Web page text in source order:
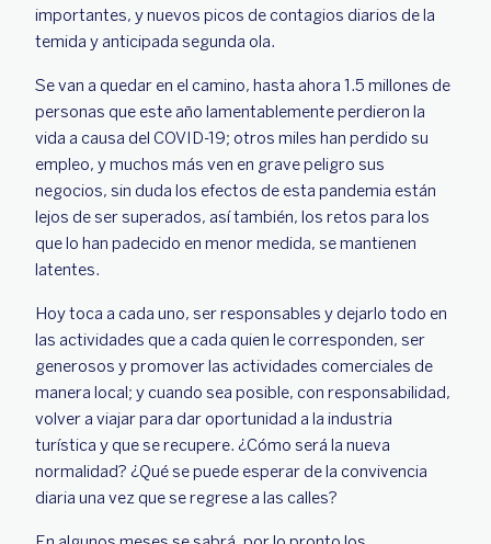
importantes, y nuevos picos de contagios diarios de la
temida y anticipada segunda ola.
Se van a quedar en el camino, hasta ahora 1.5 millones de
personas que este año lamentablemente perdieron la
vida a causa del COVID-19; otros miles han perdido su
empleo, y muchos más ven en grave peligro sus
negocios, sin duda los efectos de esta pandemia están
lejos de ser superados, así también, los retos para los
que lo han padecido en menor medida, se mantienen
latentes.
Hoy toca a cada uno, ser responsables y dejarlo todo en
las actividades que a cada quien le corresponden, ser
generosos y promover las actividades comerciales de
manera local; y cuando sea posible, con responsabilidad,
volver a viajar para dar oportunidad a la industria
turística y que se recupere. ¿Cómo será la nueva
normalidad? ¿Qué se puede esperar de la convivencia
diaria una vez que se regrese a las calles?